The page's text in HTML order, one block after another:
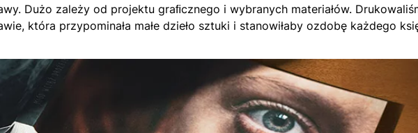
Dużo zależy od projektu graﬁcznego i wybranych materiałów.
która przypominała małe dzieło sztuki i stanowiłaby ozdobę każdego